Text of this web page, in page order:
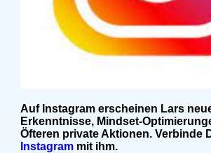
Auf Instagram erscheinen Lars
Erkenntnisse, Mindset-
Öfteren private Aktionen. Verbinde
Instagram mit ihm.